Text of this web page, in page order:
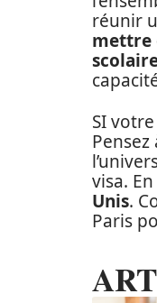
réunir
mettre
SI
visa.
Unis.
Paris